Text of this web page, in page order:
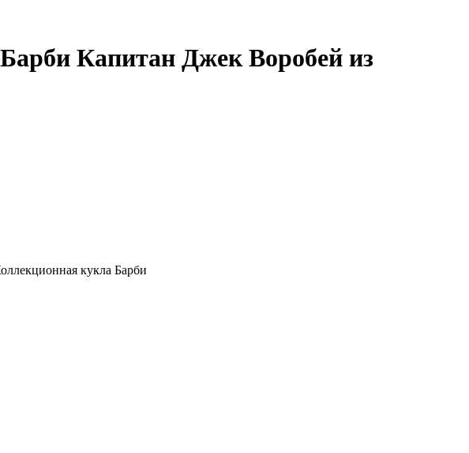
Капитан Джек Воробей из
кукла Барби